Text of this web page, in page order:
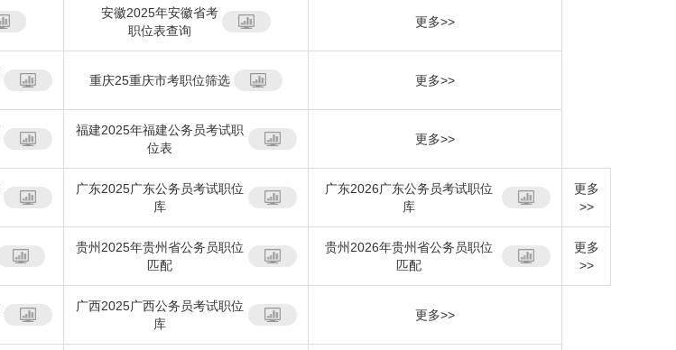
安徽2025年安徽省考
职位表查询
更多>>
重庆25重庆市考职位筛选 更多>>
福建2025年福建公务员考试职
位表
更多>>
广东2025广东公务员考试职位
库
广东2026广东公务员考试职位
库
更多
>>
贵州2025年贵州省公务员职位
匹配
贵州2026年贵州省公务员职位
匹配
更多
>>
广西2025广西公务员考试职位
库
更多>>